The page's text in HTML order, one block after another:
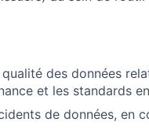
des données
et les standards
de données, en